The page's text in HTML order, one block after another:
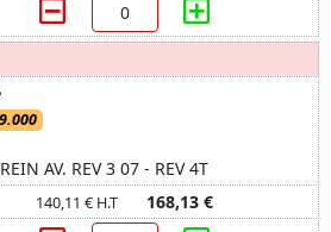
AV. REV 3 07 - REV 4T
140,11 € H.T 168,13 €